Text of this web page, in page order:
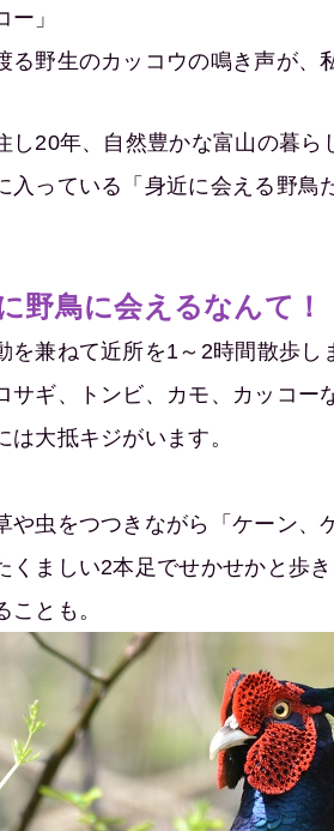
ー」
る野生のカッコウの鳴き声が、
し20年、自然豊かな富山の暮ら
入っている「身近に会える野鳥
野鳥に会えるなんて！
を兼ねて近所を1～2時間散歩し
サギ、トンビ、カモ、カッコー
は大抵キジがいます。
や虫をつつきながら「ケーン、
くましい2本足でせかせかと歩き
とも。